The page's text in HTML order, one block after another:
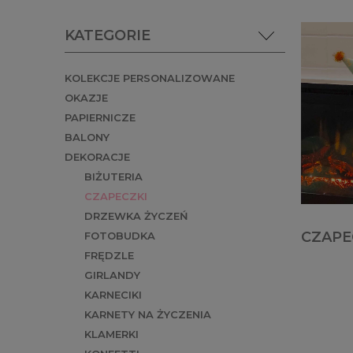
KATEGORIE
KOLEKCJE PERSONALIZOWANE
OKAZJE
PAPIERNICZE
BALONY
DEKORACJE
BIŻUTERIA
CZAPECZKI
DRZEWKA ŻYCZEŃ
FOTOBUDKA
FRĘDZLE
GIRLANDY
KARNECIKI
KARNETY NA ŻYCZENIA
KLAMERKI